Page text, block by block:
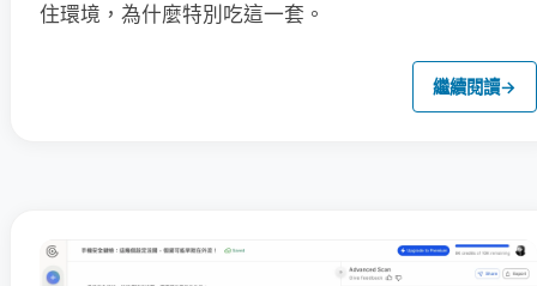
住環境，為什麼特別吃這一套。
繼續閱讀→